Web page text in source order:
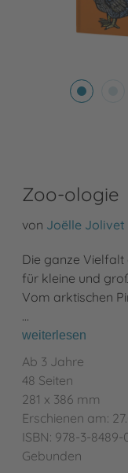
Zoo-ologie
von Joëlle Jolivet
Die ganze Vielfalt
für kleine und
Vom arktischen
…
weiterlesen
Ab 3 Jahre
48 Seiten
281 x 386 mm
Erschienen am:
ISBN: 978-3-8489-
Gebunden